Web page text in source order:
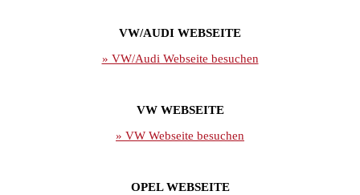
VW/AUDI WEBSEITE
» VW/Audi Webseite besuchen
VW WEBSEITE
» VW Webseite besuchen
OPEL WEBSEITE